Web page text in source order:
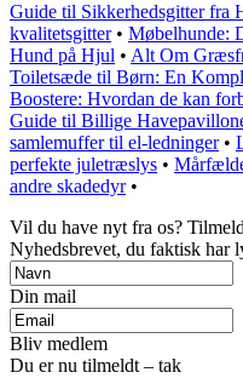
Guide til Sikkerhedsgitter fra
kvalitetsgitter• Møbelhunde:
Hund på Hjul • Alt Om
Toiletsæde til Børn: En
Boostere: Hvordan de kan
Guide til Billige
samlemuffer til el-ledninger•
perfekte juletræslys •
andre skadedyr•
Vil du have nyt fra os?
Nyhedsbrevet, du faktisk har
Din mail
Bliv medlem
Du er nu tilmeldt – tak